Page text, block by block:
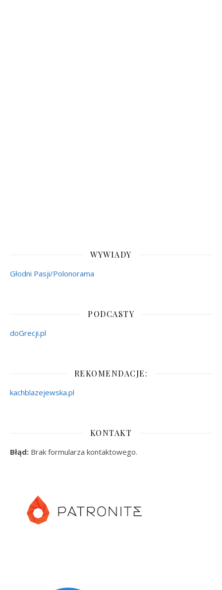
WYWIADY
Głodni Pasji/Polonorama
PODCASTY
doGrecji.pl
REKOMENDACJE:
kachblazejewska.pl
KONTAKT
Błąd: Brak formularza kontaktowego.